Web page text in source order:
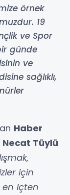
örnek
19
ve Spor
günde
ve
sağlıklı,
Haber
Necat Tüylü
için
içten